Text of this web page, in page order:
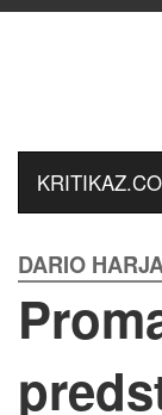
DARIO